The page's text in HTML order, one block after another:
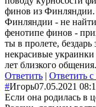
финов из
Финляндии - не
фенотипе финов -
ты в пролете,
некрасивые украинки
лет близкого
Ответить | Ответить с
#Игорь07.05.2021
Если она родилась в